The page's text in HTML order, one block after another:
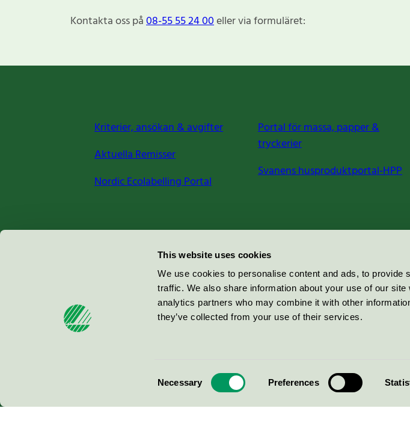
This website uses cookies
We use cookies to personalise content and ads, to provide
traffic. We also share information about your use of our
analytics partners who may combine it with other
they’ve collected from your use of their services.
Necessary Preferences
Kontakta oss på08-55 55 24 00eller via formuläret:
Kriterier, ansökan & avgifter
Aktuella Remisser
Nordic Ecolabelling Portal
Portal för massa, papper &
tryckerier
Svanens husproduktportal-HPP
100 64